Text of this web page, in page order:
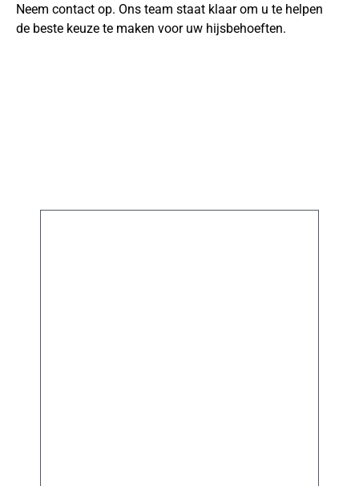
Neem contact op. Ons team staat klaar om u te helpen
de beste keuze te maken voor uw hijsbehoeften.